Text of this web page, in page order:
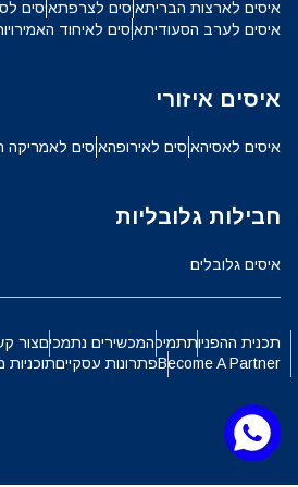
איסים לארצות הבריתאיסים לצרפתאיסים
איסים לערב הסעודיתאיסים לאיחוד
איסים איזורי
איסים לאסיהאיסים לאירופהאיסים לאמריקה
חבילות גלובליות
איסים גלובלים
תכנית ההפניותתמיכהמכשירים נתמכיםצור
Become A Partnerפתרונות עסקיים